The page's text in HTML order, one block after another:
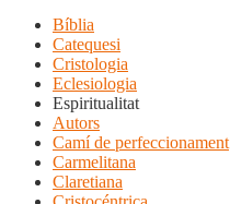
Bíblia
Catequesi
Cristologia
Eclesiologia
Espiritualitat
Autors
Camí de perfeccionament
Carmelitana
Claretiana